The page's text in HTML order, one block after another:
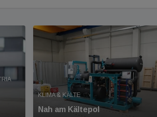
KLIMA & KÄLTE
Nah am Kältepol